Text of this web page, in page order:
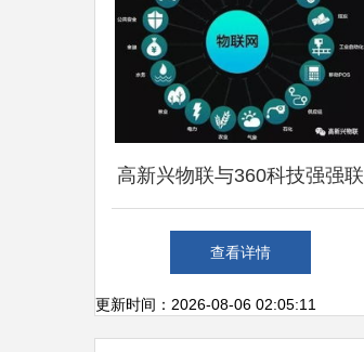
高新兴物联与360科技强强联
合，共筑物联网安全新生态
查看详情
更新时间：2026-08-06 02:05:11